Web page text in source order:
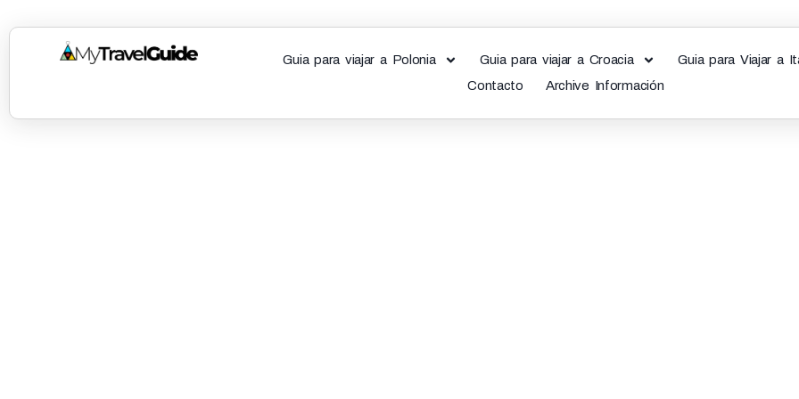
Guia para viajar a Polonia Guia para viajar a Croacia
Guia para Viajar a
Contacto
Archive Información